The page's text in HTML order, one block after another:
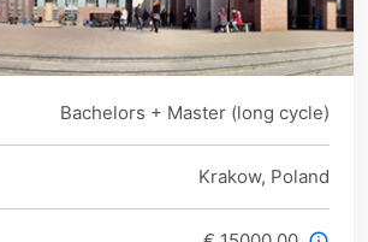
Bachelors + Master (long cycle)
Krakow, Poland